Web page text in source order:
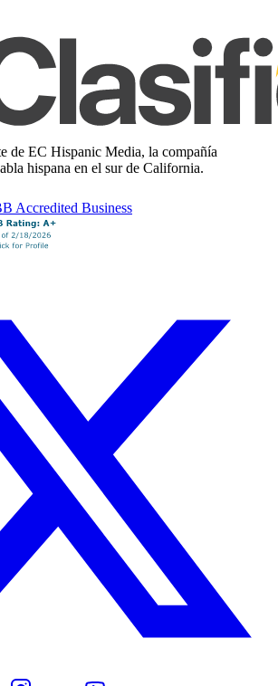
de EC Hispanic Media, la compañía
hispana en el sur de California.
Accredited Business